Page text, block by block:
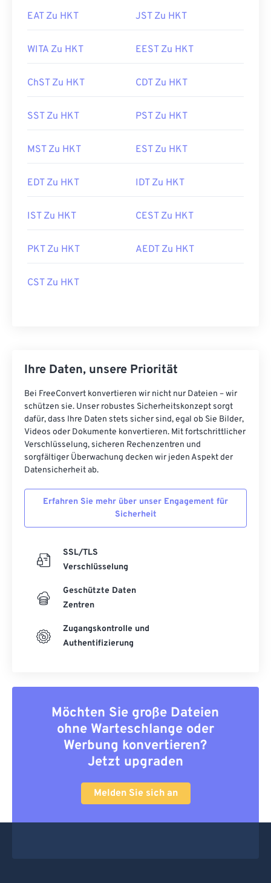
EAT Zu HKT JST Zu HKT
WITA Zu HKT EEST Zu HKT
ChST Zu HKT CDT Zu HKT
SST Zu HKT PST Zu HKT
MST Zu HKT EST Zu HKT
EDT Zu HKT IDT Zu HKT
IST Zu HKT CEST Zu HKT
PKT Zu HKT AEDT Zu HKT
CST Zu HKT
Ihre Daten, unsere Priorität
Bei FreeConvert konvertieren wir nicht nur Dateien – wir
schützen sie. Unser robustes Sicherheitskonzept sorgt
dafür, dass Ihre Daten stets sicher sind, egal ob Sie Bilder,
Videos oder Dokumente konvertieren. Mit fortschrittlicher
Verschlüsselung, sicheren Rechenzentren und
sorgfältiger Überwachung decken wir jeden Aspekt der
Datensicherheit ab.
Erfahren Sie mehr über unser Engagement für
Sicherheit
SSL/TLS
Verschlüsselung
Geschützte Daten
Zentren
Zugangskontrolle und
Authentifizierung
Möchten Sie große Dateien
ohne Warteschlange oder
Werbung konvertieren?
Jetzt upgraden
Melden Sie sich an